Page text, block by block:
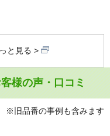
と見る
様の声・口コミ
※旧品番の事例も含みます